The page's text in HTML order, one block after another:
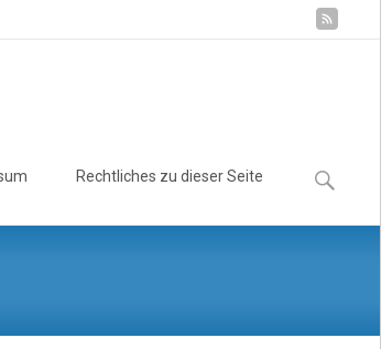
Rechtliches zu dieser Seite
Suchen
nach: